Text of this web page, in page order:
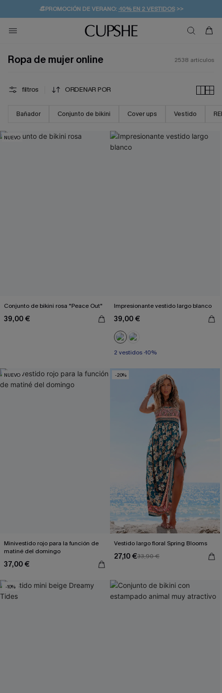
👒PROMOCIÓN DE VERANO:-10% EN 2 VESTIDOS>>
💌¡SUSCRIBIRSE & GANAR -10% EXTRA!
🚚ENVÍO GRATUITO A PARTIR DE 49 € >>
Ropa de mujer online 2538 artículos
filtros ORDENAR POR
Bañador Conjunto de bikini Cover ups Vestido
NUEVO
Conjunto de bikini rosa "Peace Out"
39,00 €
Impresionante vestido largo blanco
39,00 €
2 vestidos -10%
NUEVO
Minivestido rojo para la función de
matiné del domingo
37,00 €
-20%
Vestido largo floral Spring Blooms
27,10 €33,90 €
-10%